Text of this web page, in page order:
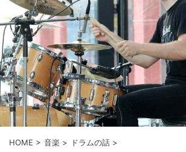
HOME > 音楽 > ドラムの話 >